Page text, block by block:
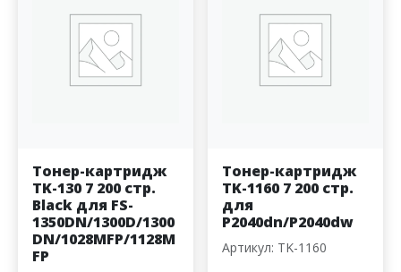
Тонер-картридж
TK-130 7 200 стр.
Black для FS-
1350DN/1300D/1300
DN/1028MFP/1128M
FP
Тонер-картридж
TK-1160 7 200 стр.
для
P2040dn/P2040dw
Артикул: TK-1160